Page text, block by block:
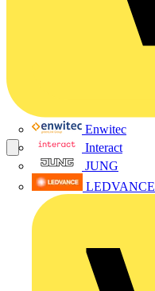
Enwitec
Interact
JUNG
LEDVANCE